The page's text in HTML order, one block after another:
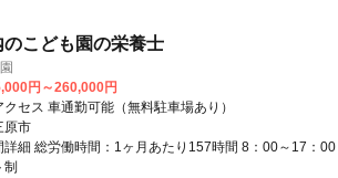
のこども園の栄養士
円～260,000円
セス 車通勤可能（無料駐車場あり）
原市
詳細 総労働時間：1ヶ月あたり157時間 8：00～17：